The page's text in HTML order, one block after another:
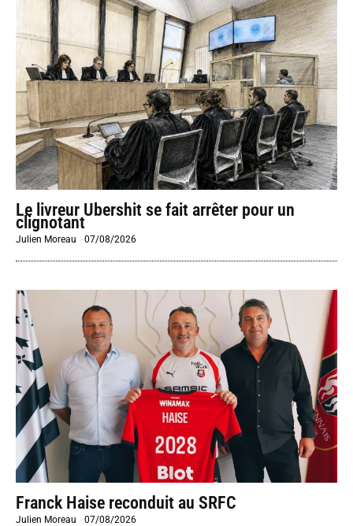
Le livreur Ubershit se fait arrêter pour un
clignotant
Julien Moreau -07/08/2026
Franck Haise reconduit au SRFC
Julien Moreau -07/08/2026